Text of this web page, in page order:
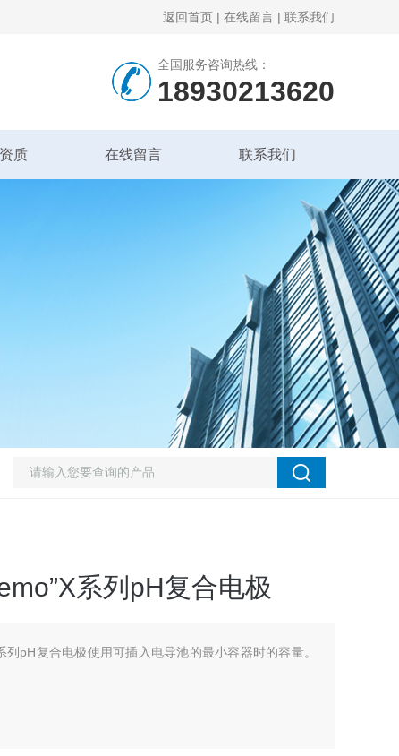
返回首页 | 在线留言 | 联系我们
全国服务咨询热线：
18930213620
质 在线留言 联系我们
系列pH复合电极
列pH复合电极使用可插入电导池的最小容器时的容量。